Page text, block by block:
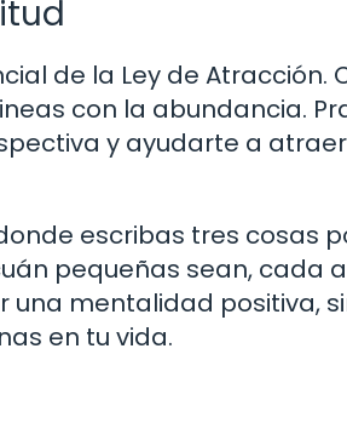
de la Ley de Atracción.
con la abundancia.
y ayudarte a
escribas tres cosas
pequeñas sean, cada
una mentalidad positiva,
en tu vida.